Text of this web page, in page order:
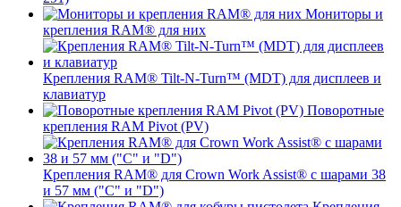
Мониторы и
крепления RAM® для них
Крепления RAM® Tilt-N-Turn™ (MDT) для дисплеев и
клавиатур
Поворотные
крепления RAM Pivot (PV)
Крепления RAM® для Crown Work Assist® с шарами 38
и 57 мм ("C" и "D")